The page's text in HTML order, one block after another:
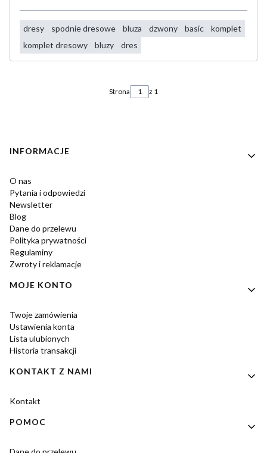
dresy spodnie dresowe bluza dzwony basic
komplet
komplet dresowy
bluzy dres
Strona z 1
Linki w stopce
INFORMACJE
O nas
Pytania i odpowiedzi
Newsletter
Blog
Dane do przelewu
Polityka prywatności
Regulaminy
Zwroty i reklamacje
MOJE KONTO
Twoje zamówienia
Ustawienia konta
Lista ulubionych
Historia transakcji
KONTAKT Z NAMI
Kontakt
POMOC